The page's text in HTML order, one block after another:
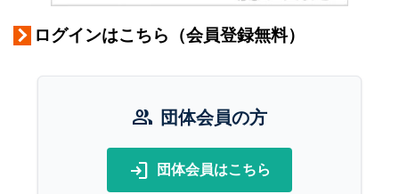
ログインはこちら（会員登録無料）
group 団体会員の方
login 団体会員はこちら